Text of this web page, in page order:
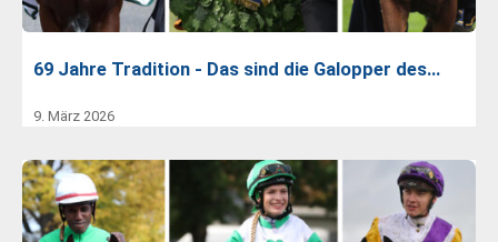
69 Jahre Tradition - Das sind die Galopper des…
9. März 2026